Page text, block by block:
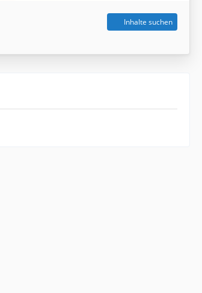
Inhalte suchen